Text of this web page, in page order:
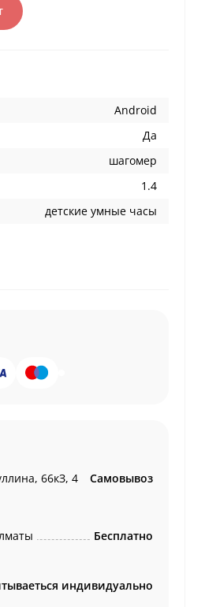
Android
Да
шагомер
1.4
детские умные часы
66кЗ, 4
Самовывоз
Бесплатно
индивидуально